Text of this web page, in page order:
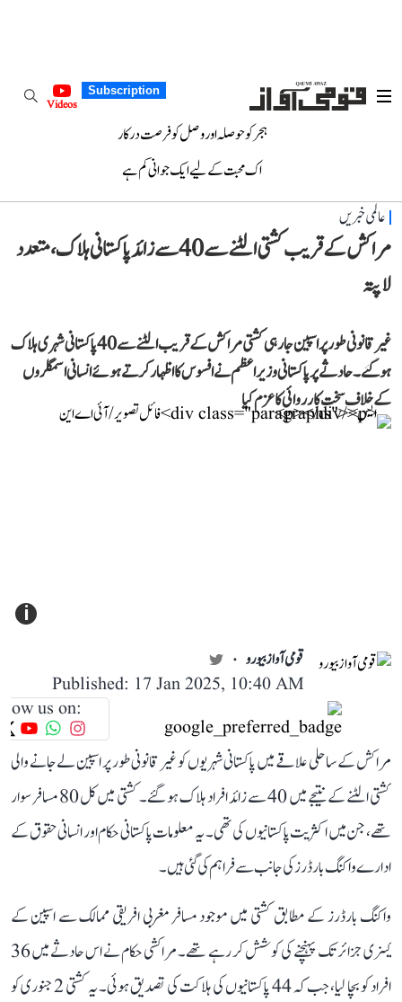
Subscription
Videos
ہجر کو حوصلہ اور وصل کو فرصت درکار
اک محبت کے لیے ایک جوانی کم ہے
عالمی خبریں
مراکش کے قریب کشتی الٹنے سے 40 سے زائد پاکستانی ہلاک، متعدد
لاپتہ
غیر قانونی طور پر اسپین جا رہی کشتی مراکش کے قریب الٹنے سے 40 پاکستانی شہری ہلاک
ہو گئے۔ حادثے پر پاکستانی وزیر اعظم نے افسوس کا اظہار کرتے ہوئے انسانی اسمگلروں
کے خلاف سخت کارروائی کا عزم کیا
i
قومی آواز بیورو
Published: 17 Jan 2025, 10:40 AM
us on:
مراکش کے ساحلی علاقے میں پاکستانی شہریوں کو غیر قانونی طور پر اسپین لے جانے والی
کشتی الٹنے کے نتیجے میں 40 سے زائد افراد ہلاک ہو گئے۔ کشتی میں کل 80 مسافر سوار
تھے، جن میں اکثریت پاکستانیوں کی تھی۔ یہ معلومات پاکستانی حکام اور انسانی حقوق کے
ادارے واکنگ بارڈرز کی جانب سے فراہم کی گئی ہیں۔
واکنگ بارڈرز کے مطابق کشتی میں موجود مسافر مغربی افریقی ممالک سے اسپین کے
کینری جزائر تک پہنچنے کی کوشش کر رہے تھے۔ مراکشی حکام نے اس حادثے میں 36
افراد کو بچا لیا، جب کہ 44 پاکستانیوں کی ہلاکت کی تصدیق ہوئی۔ یہ کشتی 2 جنوری کو